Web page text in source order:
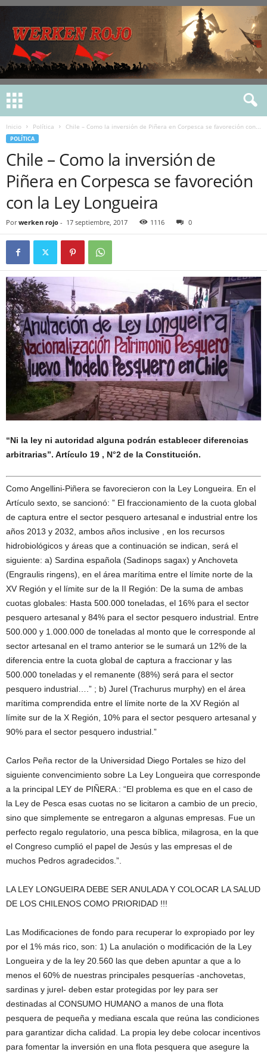
Inicio Política Chile – Como la inversión de Piñera en Corpesca se favoreción con...
POLÍTICA
Chile – Como la inversión de
Piñera en Corpesca se favoreción
con la Ley Longueira
Por werken rojo - 17 septiembre, 2017 1116 0
“Ni la ley ni autoridad alguna podrán establecer diferencias
arbitrarias”. Artículo 19 , N°2 de la Constitución.
Como Angellini-Piñera se favorecieron con la Ley Longueira. En el
Artículo sexto, se sancionó: ” El fraccionamiento de la cuota global
de captura entre el sector pesquero artesanal e industrial entre los
años 2013 y 2032, ambos años inclusive , en los recursos
hidrobiológicos y áreas que a continuación se indican, será el
siguiente: a) Sardina española (Sadinops sagax) y Anchoveta
(Engraulis ringens), en el área marítima entre el límite norte de la
XV Región y el límite sur de la II Región: De la suma de ambas
cuotas globales: Hasta 500.000 toneladas, el 16% para el sector
pesquero artesanal y 84% para el sector pesquero industrial. Entre
500.000 y 1.000.000 de toneladas al monto que le corresponde al
sector artesanal en el tramo anterior se le sumará un 12% de la
diferencia entre la cuota global de captura a fraccionar y las
500.000 toneladas y el remanente (88%) será para el sector
pesquero industrial….” ; b) Jurel (Trachurus murphy) en el área
marítima comprendida entre el límite norte de la XV Región al
límite sur de la X Región, 10% para el sector pesquero artesanal y
90% para el sector pesquero industrial.”
Carlos Peña rector de la Universidad Diego Portales se hizo del
siguiente convencimiento sobre La Ley Longueira que corresponde
a la principal LEY de PIÑERA.: “El problema es que en el caso de
la Ley de Pesca esas cuotas no se licitaron a cambio de un precio,
sino que simplemente se entregaron a algunas empresas. Fue un
perfecto regalo regulatorio, una pesca bíblica, milagrosa, en la que
el Congreso cumplió el papel de Jesús y las empresas el de
muchos Pedros agradecidos.”.
LA LEY LONGUEIRA DEBE SER ANULADA Y COLOCAR LA SALUD
DE LOS CHILENOS COMO PRIORIDAD !!!
Las Modificaciones de fondo para recuperar lo expropiado por ley
por el 1% más rico, son: 1) La anulación o modificación de la Ley
Longueira y de la ley 20.560 las que deben apuntar a que a lo
menos el 60% de nuestras principales pesquerías -anchovetas,
sardinas y jurel- deben estar protegidas por ley para ser
destinadas al CONSUMO HUMANO a manos de una flota
pesquera de pequeña y mediana escala que reúna las condiciones
para garantizar dicha calidad. La propia ley debe colocar incentivos
para fomentar la inversión en una flota pesquera que asegure la